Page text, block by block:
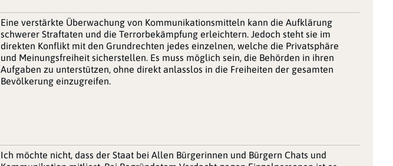
Eine verstärkte Überwachung von Kommunikationsmitteln kann die Aufklärung
schwerer Straftaten und die Terrorbekämpfung erleichtern. Jedoch steht sie im
direkten Konflikt mit den Grundrechten jedes einzelnen, welche die Privatsphäre
und Meinungsfreiheit sicherstellen. Es muss möglich sein, die Behörden in ihren
Aufgaben zu unterstützen, ohne direkt anlasslos in die Freiheiten der gesamten
Bevölkerung einzugreifen.
Ich möchte nicht, dass der Staat bei Allen Bürgerinnen und Bürgern Chats und